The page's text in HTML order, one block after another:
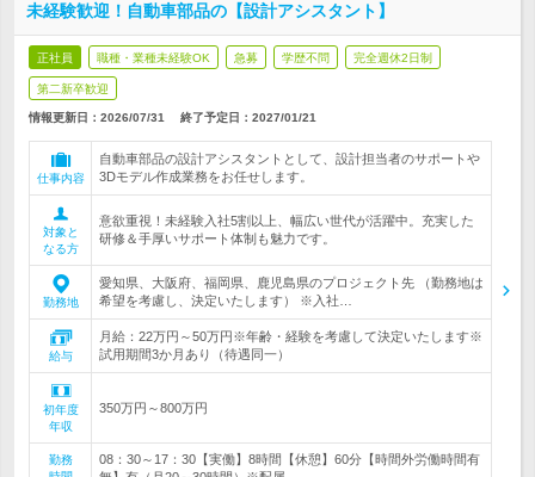
未経験歓迎！自動車部品の【設計アシスタント】
正社員 職種・業種未経験OK 急募 学歴不問 完全週休2日制
第二新卒歓迎
情報更新日：2026/07/31 終了予定日： 2027/01/21
仕事内容
自動車部品の設計アシスタントとして、設計担当者のサポートや
3Dモデル作成業務をお任せします。
対象と
なる方
意欲重視！未経験入社5割以上、幅広い世代が活躍中。充実した
研修＆手厚いサポート体制も魅力です。
勤務地
愛知県、大阪府、福岡県、鹿児島県のプロジェクト先 （勤務地は
希望を考慮し、決定いたします） ※入社…
給与
月給：22万円～50万円※年齢・経験を考慮して決定いたします※
試用期間3か月あり（待遇同一）
初年度
年収
350万円～800万円
勤務
08：30～17：30【実働】8時間【休憩】60分【時間外労働時間有